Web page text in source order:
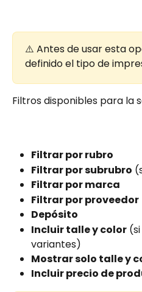
⚠️ Antes de usar esta
definido el tipo de
Filtros disponibles para la
Filtrar por rubro
Filtrar por subrubro
Filtrar por marca
Filtrar por proveedor
Depósito
Incluir talle y color
variantes)
Mostrar solo talle y
Incluir precio de